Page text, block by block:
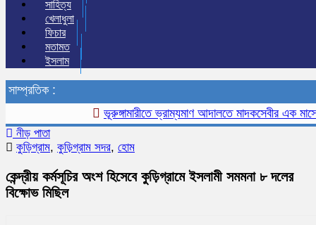
সাহিত্য
খেলাধুলা
ফিচার
মতামত
ইসলাম
সাম্প্রতিক :
ভূরুঙ্গামারীতে ভ্রাম্যমাণ আদালতে মাদকসেবীর এক মাসের
নীড় পাতা
কুড়িগ্রাম, কুড়িগ্রাম সদর, হোম
কেন্দ্রীয় কর্মসূচির অংশ হিসেবে কুড়িগ্রামে ইসলামী সমমনা ৮ দলের
বিক্ষোভ মিছিল